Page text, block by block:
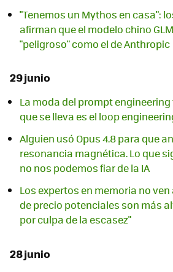
"Tenemos un Mythos en casa":
afirman que el modelo chino
"peligroso" como el de Anthropic
29 junio
La moda del prompt engineering
que se lleva es el loop
Alguien usó Opus 4.8 para que
resonancia magnética. Lo que
no nos podemos fiar de la IA
Los expertos en memoria no
de precio potenciales son más
por culpa de la escasez"
28 junio